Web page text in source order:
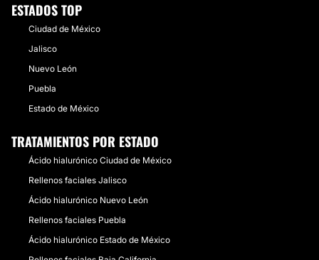
ESTADOS TOP
Ciudad de México
Jalisco
Nuevo León
Puebla
Estado de México
TRATAMIENTOS POR ESTADO
Ácido hialurónico Ciudad de México
Rellenos faciales Jalisco
Ácido hialurónico Nuevo León
Rellenos faciales Puebla
Ácido hialurónico Estado de México